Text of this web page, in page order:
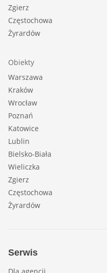
Zgierz
Częstochowa
Żyrardów
Obiekty
Warszawa
Kraków
Wrocław
Poznań
Katowice
Lublin
Bielsko-Biała
Wieliczka
Zgierz
Częstochowa
Żyrardów
Serwis